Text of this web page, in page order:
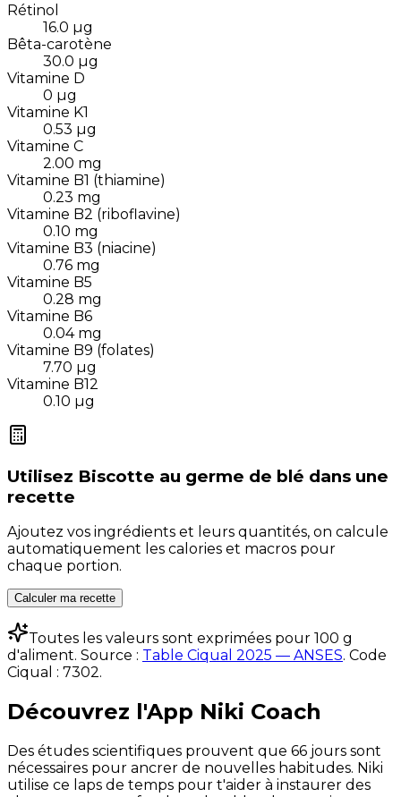
Rétinol
16.0 µg
Bêta-carotène
30.0 µg
Vitamine D
0 µg
Vitamine K1
0.53 µg
Vitamine C
2.00 mg
Vitamine B1 (thiamine)
0.23 mg
Vitamine B2 (riboflavine)
0.10 mg
Vitamine B3 (niacine)
0.76 mg
Vitamine B5
0.28 mg
Vitamine B6
0.04 mg
Vitamine B9 (folates)
7.70 µg
Vitamine B12
0.10 µg
Utilisez Biscotte au germe de blé dans une
recette
Ajoutez vos ingrédients et leurs quantités, on calcule
automatiquement les calories et macros pour
chaque portion.
Calculer ma recette
Toutes les valeurs sont exprimées pour 100 g
d'aliment. Source : Table Ciqual 2025 — ANSES. Code
Ciqual : 7302.
Découvrez l'App Niki Coach
Des études scientifiques prouvent que 66 jours sont
nécessaires pour ancrer de nouvelles habitudes. Niki
utilise ce laps de temps pour t'aider à instaurer des